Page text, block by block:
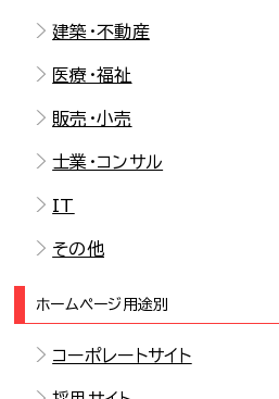
建築・不動産
医療・福祉
販売・小売
士業・コンサル
IT
その他
ホームページ用途別
コーポレートサイト